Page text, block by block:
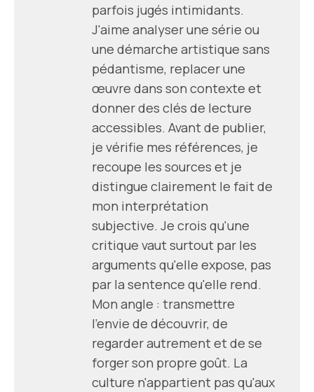
parfois jugés intimidants.
J'aime analyser une série ou
une démarche artistique sans
pédantisme, replacer une
œuvre dans son contexte et
donner des clés de lecture
accessibles. Avant de publier,
je vérifie mes références, je
recoupe les sources et je
distingue clairement le fait de
mon interprétation
subjective. Je crois qu'une
critique vaut surtout par les
arguments qu'elle expose, pas
par la sentence qu'elle rend.
Mon angle : transmettre
l'envie de découvrir, de
regarder autrement et de se
forger son propre goût. La
culture n'appartient pas qu'aux